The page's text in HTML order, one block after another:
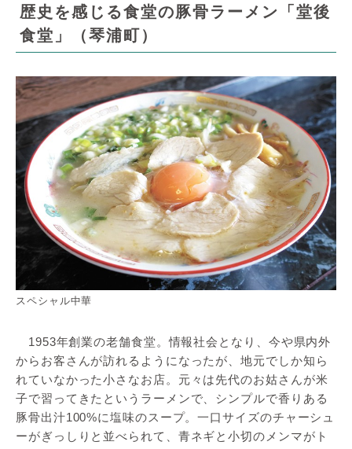
歴史を感じる食堂の豚骨ラーメン「堂後
食堂」（琴浦町）
スペシャル中華
1953年創業の老舗食堂。情報社会となり、今や県内外
からお客さんが訪れるようになったが、地元でしか知ら
れていなかった小さなお店。元々は先代のお姑さんが米
子で習ってきたというラーメンで、シンプルで香りある
豚骨出汁100%に塩味のスープ。一口サイズのチャーシュ
ーがぎっしりと並べられて、青ネギと小切のメンマがト